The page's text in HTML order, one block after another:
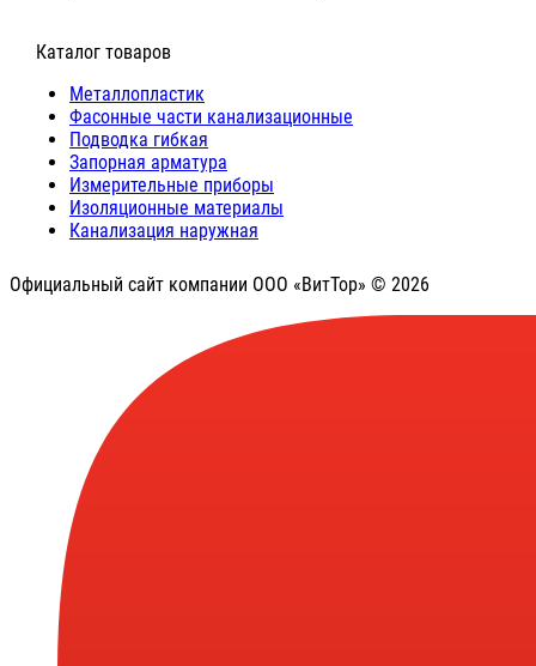
⠀Каталог товаров
Металлопластик
Фасонные части канализационные
Подводка гибкая
Запорная арматура
Измерительные приборы
Изоляционные материалы
Канализация наружная
Официальный сайт компании ООО «ВитТор» © 2026